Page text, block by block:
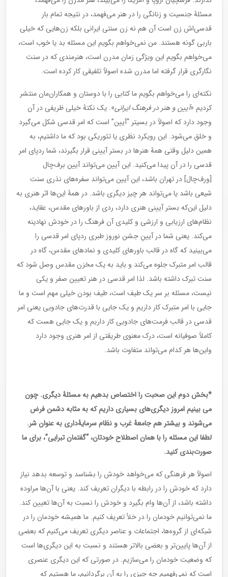
مسئلۀ‌ جنسیت و زنانگی را در هنر می‌فهمد، در نتیجه تمام بار
قدسی‌اش زن است آن هم نه زن سنتی ایرانی بلکه زن‌هایی که خیلی
باربی گونه هستند. من نمی‌خواهم بگویم این مسئله بد یا خوب است،
می‌خواهم بگویم این ویژگی زمان مدرن است، هنرمندی که در سنت
نگارگری قرار گرفته اما مدرن شده اصولاً تلفیقی کار کرده است.
نکته‌ای را می‌خواهم بگویم ما کتابی را با دوستان و همکاران‌مان منتشر
کردیم «آیین و هنر در فرهنگ ایرانی». یک نکتۀ خیلی ظریفی در آن
وجود دارد که اصولاً در بسیتر “آیین” است که امر قدسی شکل می‌گیرد
و خلق می‌شود. این رویکرد نظری یا تئوریکی بود که ما داشتیم، به
همین دلیل وقتی همۀ هنرها در بستر آیینی قرار بگیرند، شما ردپای امر
قدسی را در آن پیدا می‌کنید. این آیین می‌تواند آیین برف‌چال
[ورف‌چال] در تهران باشد، این آیین می‌تواند سفره‌های نذری سنت
شیعی باشد یا می‌تواند هر چیز دیگری باشد. در همۀ این‌ها اثر هنری به
دلیل این‌که بستر آیینی هنری دارد، ردی از باورهای مقدس، عقاید،
نظام‌های ارزیابی و ارزشی و کلیدی آن فرهنگ را در خودش نهادینه
می‌کند. یعنی شما در آیینِ جشن نوروز طبری ردپای امر قدسی را
می‌بینید که گاه در قالب باورهای کلیدی و نمادهای مقدس، گاه در
قالب امر متبرک جلوه می‌کند و باید به یک مخزن مقدس وصل شود که
سنت تبرک داشته باشد. لذا امر قدسی در هنر تعیین صفر و یکی
نیست، مسئله بر سر یک طیف است، طیف بودن خیلی مهم است و ما
جایی با امر متبرک کار داریم و یک جایی با قدرت‌های جادویی یعنی امر
قدسی در قالب فرمت‌های جادویی کار داریم و یک جایی هست که
کاملاً صوفیانه است، درک معنوی طریقتی از امر هنری وجود دارد
واین‌ها هر کدام می‌تواند متفاوت باشد.
*بخش دوم این صحبت را اختصاص بدهیم به مسئلۀ دیگری. چون
می بینیم امروز دیگری‌های بسیاری داریم که به مثابه دشمن فرض
می‌شوند و بیشتر هم جامعۀ غرب و نظام سرمایۀ‌داری به عنوان شر.
لطفا این مسئله را با همان اصطلاح خودتان، “گفتمان تبرایی”، برای ما
صورت‌بندی کنید.
اصولاً هر فرهنگی که می‌‌خواهد خودش را بشناسد و توسعه بدهد نیاز
دارد که خودش را در رابطه با دیگران تعریف کند. یعنی با آن‌ها مراوده
داشته باشد، از آن‌ها وام بگیرد و خودش را نسبت به آن‌ها تعیین کند.
ما نمی‌توانیم خودمان را در خلأ تعریف کنیم. ما همیشه خودمان را در
شبکه‌ای از گروه‌ها، اجتماعات و عناصر دیگری تعریف می‌کنیم که بعضی
از آن‌ها پایین‌تر و بعضی بالاتر هستند و نسبت به این دیگری‌ها است
که وضعیت خودمان را می‌سازیم. در صورتی که این دیگری عنصری
است که نمی‌فهمیم چه چیزی را به آن برگردانیم، ما هستیم که